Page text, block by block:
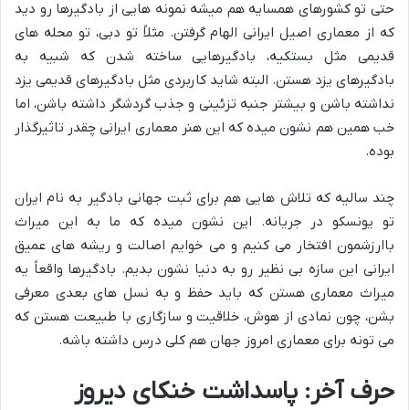
حتی تو کشورهای همسایه هم میشه نمونه هایی از بادگیرها رو دید
که از معماری اصیل ایرانی الهام گرفتن. مثلاً تو دبی، تو محله های
قدیمی مثل بستکیه، بادگیرهایی ساخته شدن که شبیه به
بادگیرهای یزد هستن. البته شاید کاربردی مثل بادگیرهای قدیمی یزد
نداشته باشن و بیشتر جنبه تزئینی و جذب گردشگر داشته باشن، اما
خب همین هم نشون میده که این هنر معماری ایرانی چقدر تاثیرگذار
بوده.
چند سالیه که تلاش هایی هم برای ثبت جهانی بادگیر به نام ایران
تو یونسکو در جریانه. این نشون میده که ما به این میراث
باارزشمون افتخار می کنیم و می خوایم اصالت و ریشه های عمیق
ایرانی این سازه بی نظیر رو به دنیا نشون بدیم. بادگیرها واقعاً یه
میراث معماری هستن که باید حفظ و به نسل های بعدی معرفی
بشن، چون نمادی از هوش، خلاقیت و سازگاری با طبیعت هستن که
می تونه برای معماری امروز جهان هم کلی درس داشته باشه.
حرف آخر: پاسداشت خنکای دیروز